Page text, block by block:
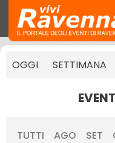
OGGI SETTIMANA
TUTTI AGO SET